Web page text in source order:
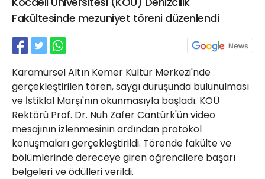
Fakültesinde mezuniyet töreni düzenlendi
Karamürsel Altın Kemer Kültür Merkezi'nde
gerçekleştirilen tören, saygı duruşunda bulunulması
ve İstiklal Marşı'nın okunmasıyla başladı. KOÜ
Rektörü Prof. Dr. Nuh Zafer Cantürk'ün video
mesajının izlenmesinin ardından protokol
konuşmaları gerçekleştirildi. Törende fakülte ve
bölümlerinde dereceye giren öğrencilere başarı
belgeleri ve ödülleri verildi.
21 Gölcük
haber@golcukpostasi.com